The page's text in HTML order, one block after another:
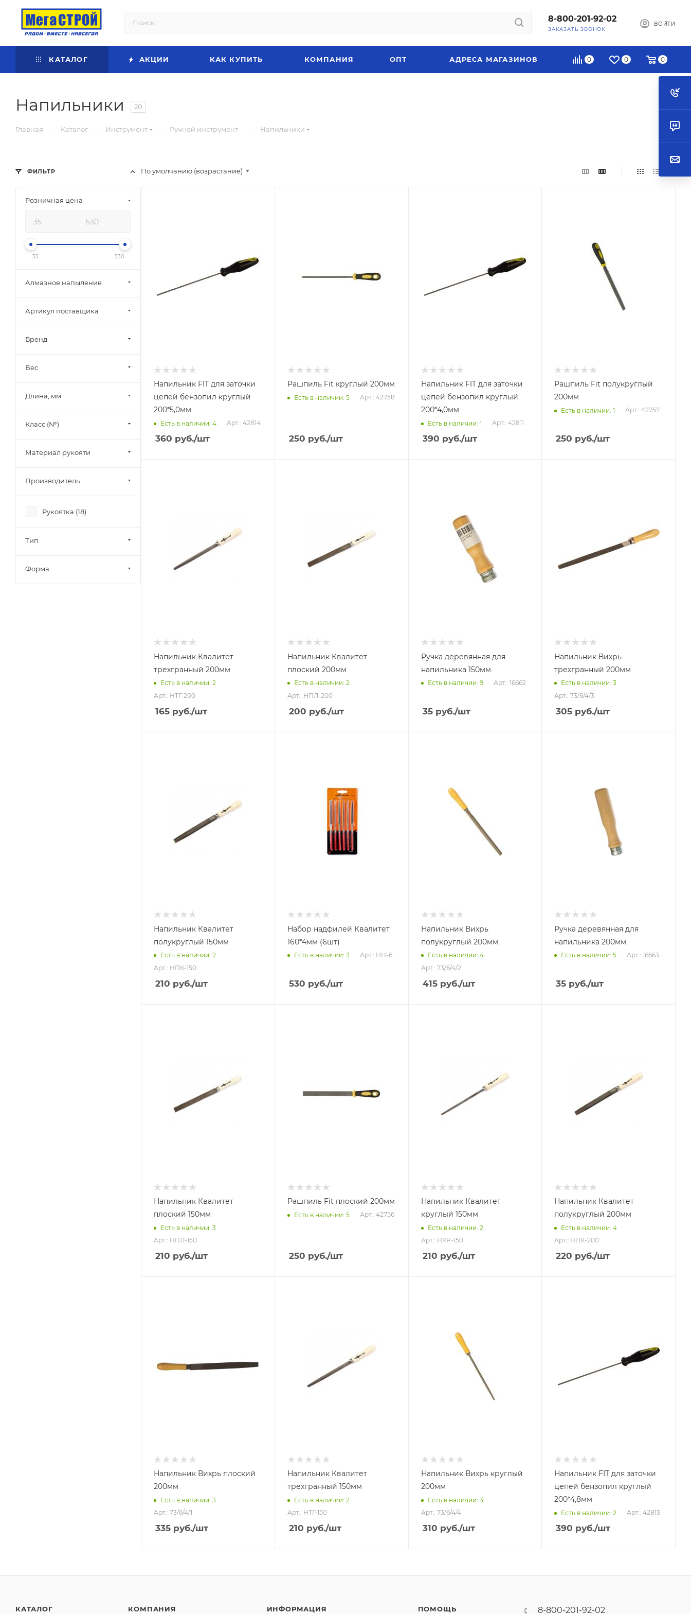
8-800-201-92-02
ЗАКАЗАТЬ ЗВОНОК
ВОЙТИ
0 0 0
КАТАЛОГ АКЦИИ КАК КУПИТЬ КОМПАНИЯ ОПТ АДРЕСА МАГАЗИНОВ
Напильники 20
Главная — Каталог — Инструмент — Ручной инструмент — Напильники
По умолчанию (возрастание)
Напильник FIT для заточки
цепей бензопил круглый
200*5,0мм
Есть в наличии: 4 Арт.: 42814
360 руб./шт
Рашпиль Fit круглый 200мм
Есть в наличии: 5 Арт.: 42758
250 руб./шт
Напильник FIT для заточки
цепей бензопил круглый
200*4,0мм
Есть в наличии: 1 Арт.: 42811
390 руб./шт
Рашпиль Fit полукруглый
200мм
Есть в наличии: 1 Арт.: 42757
250 руб./шт
Напильник Квалитет
трехгранный 200мм
Есть в наличии: 2
Арт.: НТГ-200
165 руб./шт
Напильник Квалитет
плоский 200мм
Есть в наличии: 2
Арт.: НПЛ-200
200 руб./шт
Ручка деревянная для
напильника 150мм
Есть в наличии: 9 Арт.: 16662
35руб./шт
Напильник Вихрь
трехгранный 200мм
Есть в наличии: 3
Арт.: 73/6/4/3
305 руб./шт
Напильник Квалитет
полукруглый 150мм
Есть в наличии: 2
Арт.: НПК-150
210 руб./шт
Набор надфилей Квалитет
160*4мм (6шт)
Есть в наличии: 3 Арт.: НН-6
530 руб./шт
Напильник Вихрь
полукруглый 200мм
Есть в наличии: 4
Арт.: 73/6/4/2
415руб./шт
Ручка деревянная для
напильника 200мм
Есть в наличии: 5 Арт.: 16663
35 руб./шт
Напильник Квалитет
плоский 150мм
Есть в наличии: 3
Арт.: НПЛ-150
210 руб./шт
Рашпиль Fit плоский 200мм
Есть в наличии: 5 Арт.: 42756
250 руб./шт
Напильник Квалитет
круглый 150мм
Есть в наличии: 2
Арт.: НКР-150
210 руб./шт
Напильник Квалитет
полукруглый 200мм
Есть в наличии: 4
Арт.: НПК-200
220 руб./шт
Напильник Вихрь плоский
200мм
Есть в наличии: 3
Арт.: 73/6/4/1
335 руб./шт
Напильник Квалитет
трехгранный 150мм
Есть в наличии: 2
Арт.: НТГ-150
210 руб./шт
Напильник Вихрь круглый
200мм
Есть в наличии: 3
Арт.: 73/6/4/4
310 руб./шт
Напильник FIT для заточки
цепей бензопил круглый
200*4,8мм
Есть в наличии: 2 Арт.: 42813
390 руб./шт
ФИЛЬТР
Розничная цена
35 530
Алмазное напыление
Артикул поставщика
Бренд
Вес
Длина, мм
Класс (№)
Материал рукояти
Производитель
Рукоятка (18)
Тип
Форма
КАТАЛОГ КОМПАНИЯ ИНФОРМАЦИЯ ПОМОЩЬ 8-800-201-92-02